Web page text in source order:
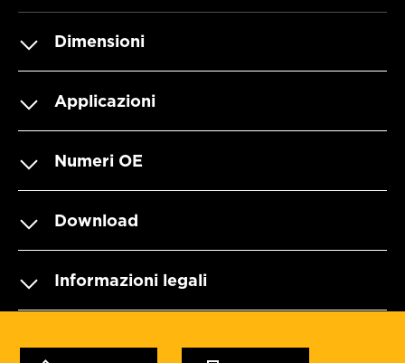
Dimensioni
Applicazioni
Numeri OE
Download
Informazioni legali